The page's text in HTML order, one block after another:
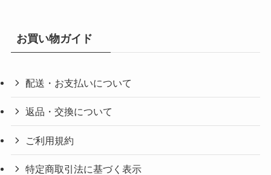
お買い物ガイド
配送・お支払いについて
返品・交換について
ご利用規約
特定商取引法に基づく表示